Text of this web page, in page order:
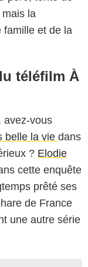
la
famille et de la
téléfilm À
avez-vous
belle la vie dans
? Elodie
cette enquête
prêté ses
de France
une autre série